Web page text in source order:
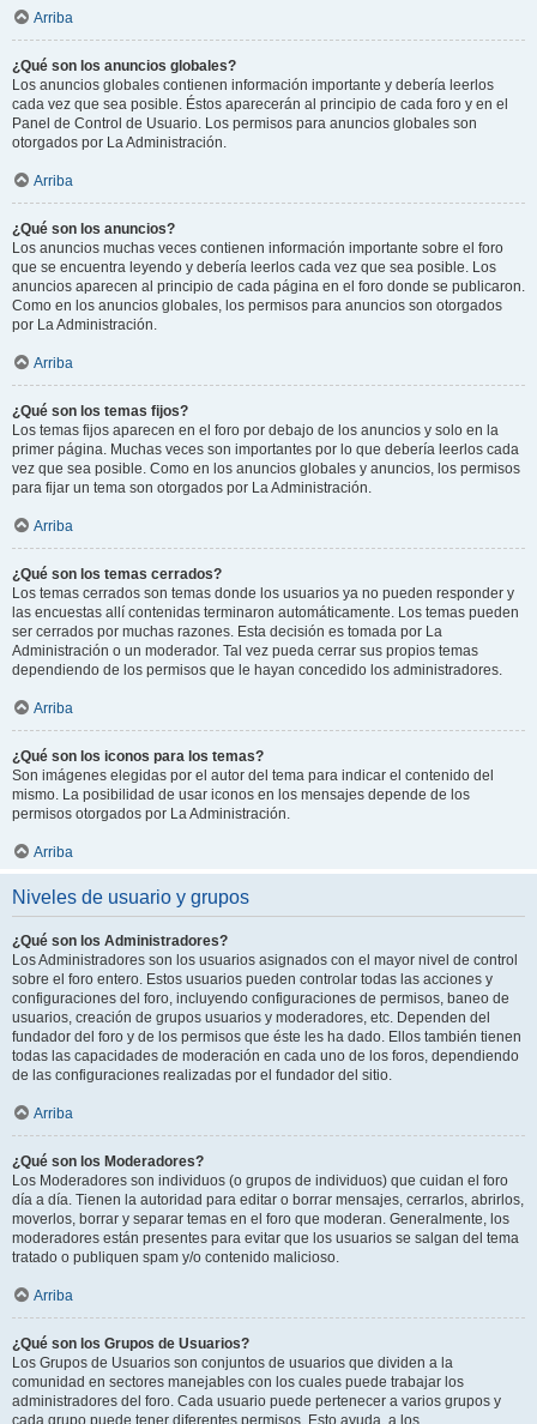
Arriba
¿Qué son los anuncios globales?
Los anuncios globales contienen información importante y debería leerlos
cada vez que sea posible. Éstos aparecerán al principio de cada foro y en el
Panel de Control de Usuario. Los permisos para anuncios globales son
otorgados por La Administración.
Arriba
¿Qué son los anuncios?
Los anuncios muchas veces contienen información importante sobre el foro
que se encuentra leyendo y debería leerlos cada vez que sea posible. Los
anuncios aparecen al principio de cada página en el foro donde se publicaron.
Como en los anuncios globales, los permisos para anuncios son otorgados
por La Administración.
Arriba
¿Qué son los temas fijos?
Los temas fijos aparecen en el foro por debajo de los anuncios y solo en la
primer página. Muchas veces son importantes por lo que debería leerlos cada
vez que sea posible. Como en los anuncios globales y anuncios, los permisos
para fijar un tema son otorgados por La Administración.
Arriba
¿Qué son los temas cerrados?
Los temas cerrados son temas donde los usuarios ya no pueden responder y
las encuestas allí contenidas terminaron automáticamente. Los temas pueden
ser cerrados por muchas razones. Esta decisión es tomada por La
Administración o un moderador. Tal vez pueda cerrar sus propios temas
dependiendo de los permisos que le hayan concedido los administradores.
Arriba
¿Qué son los iconos para los temas?
Son imágenes elegidas por el autor del tema para indicar el contenido del
mismo. La posibilidad de usar iconos en los mensajes depende de los
permisos otorgados por La Administración.
Arriba
Niveles de usuario y grupos
¿Qué son los Administradores?
Los Administradores son los usuarios asignados con el mayor nivel de control
sobre el foro entero. Estos usuarios pueden controlar todas las acciones y
configuraciones del foro, incluyendo configuraciones de permisos, baneo de
usuarios, creación de grupos usuarios y moderadores, etc. Dependen del
fundador del foro y de los permisos que éste les ha dado. Ellos también tienen
todas las capacidades de moderación en cada uno de los foros, dependiendo
de las configuraciones realizadas por el fundador del sitio.
Arriba
¿Qué son los Moderadores?
Los Moderadores son individuos (o grupos de individuos) que cuidan el foro
día a día. Tienen la autoridad para editar o borrar mensajes, cerrarlos, abrirlos,
moverlos, borrar y separar temas en el foro que moderan. Generalmente, los
moderadores están presentes para evitar que los usuarios se salgan del tema
tratado o publiquen spam y/o contenido malicioso.
Arriba
¿Qué son los Grupos de Usuarios?
Los Grupos de Usuarios son conjuntos de usuarios que dividen a la
comunidad en sectores manejables con los cuales puede trabajar los
administradores del foro. Cada usuario puede pertenecer a varios grupos y
cada grupo puede tener diferentes permisos. Esto ayuda, a los